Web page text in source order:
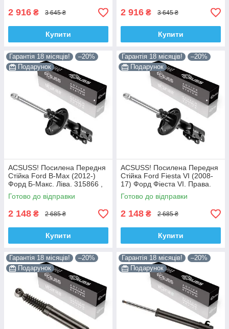
2 916 ₴ 3 645 ₴
Купити
2 916 ₴ 3 645 ₴
Купити
Гарантія 18 місяців!
–20%
Подарунок
ACSUSS! Посилена Передня
Стійка Ford B-Max (2012-)
Форд Б-Макс. Ліва. 315866 ,
3348042 Корея!
Готово до відправки
2 148 ₴ 2 685 ₴
Купити
Гарантія 18 місяців!
–20%
Подарунок
ACSUSS! Посилена Передня
Стійка Ford Fiesta VI (2008-
17) Форд Фіеста VI. Права.
315867 , 3348032 Корея!
Готово до відправки
2 148 ₴ 2 685 ₴
Купити
Гарантія 18 місяців!
–20%
Подарунок
Гарантія 18 місяців!
–20%
Подарунок